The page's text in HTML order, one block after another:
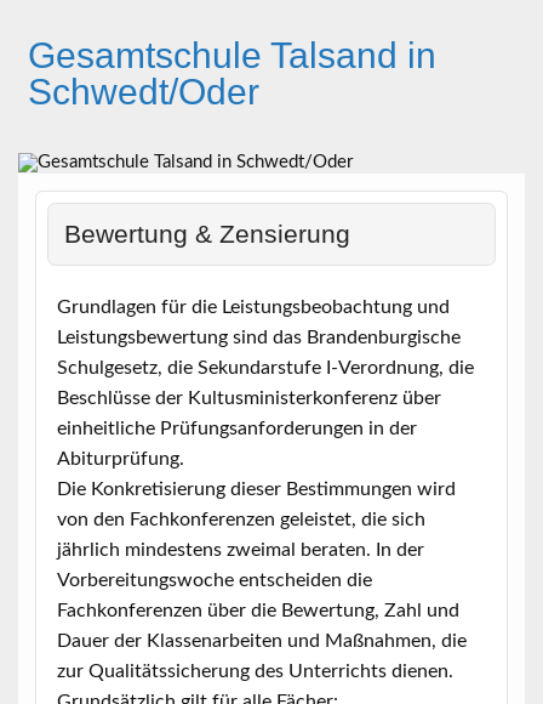
contentGesamtschule Talsand in
Schwedt/Oder
Bewertung & Zensierung
Grundlagen für die Leistungsbeobachtung und
Leistungsbewertung sind das Brandenburgische
Schulgesetz, die Sekundarstufe I-Verordnung, die
Beschlüsse der Kultusministerkonferenz über
einheitliche Prüfungsanforderungen in der
Abiturprüfung.
Die Konkretisierung dieser Bestimmungen wird
von den Fachkonferenzen geleistet, die sich
jährlich mindestens zweimal beraten. In der
Vorbereitungswoche entscheiden die
Fachkonferenzen über die Bewertung, Zahl und
Dauer der Klassenarbeiten und Maßnahmen, die
zur Qualitätssicherung des Unterrichts dienen.